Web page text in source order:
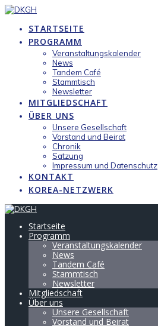
Zum
springenSTARTSEITE
PROGRAMM
Veranstaltungskalender
News
Tandem Café
Stammtisch
Newsletter
MITGLIEDSCHAFT
ÜBER UNS
Unsere Gesellschaft
Vorstand und Beirat
Chronik
Satzung
Impressum und Datenschutz
KONTAKT
KOREA-NETZWERK
Startseite
Programm
Veranstaltungskalender
News
Tandem Café
Stammtisch
Newsletter
Mitgliedschaft
Über uns
Unsere Gesellschaft
Vorstand und Beirat